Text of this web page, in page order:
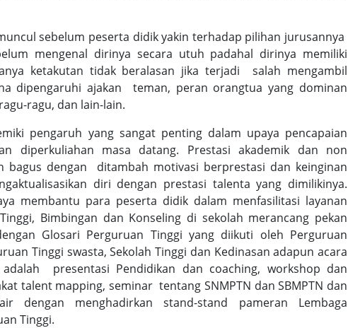
sebelum peserta didik yakin terhadap pilihan jurusannya
mengenal dirinya secara utuh padahal dirinya memiliki
ketakutan tidak beralasan jika terjadi salah mengambil
dipengaruhi ajakan teman, peran orangtua yang dominan
ragu, dan lain-lain.
pengaruh yang sangat penting dalam upaya pencapaian
diperkuliahan masa datang. Prestasi akademik dan non
bagus dengan ditambah motivasi berprestasi dan keinginan
diri dengan prestasi talenta yang dimilikinya.
membantu para peserta didik dalam menfasilitasi layanan
Bimbingan dan Konseling di sekolah merancang pekan
Glosari Perguruan Tinggi yang diikuti oleh Perguruan
Tinggi swasta, Sekolah Tinggi dan Kedinasan adapun acara
adalah presentasi Pendidikan dan coaching, workshop dan
talent mapping, seminar tentang SNMPTN dan SBMPTN dan
dengan menghadirkan stand-stand pameran Lembaga
Tinggi.